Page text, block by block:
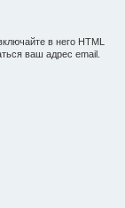
в него HTML
ваш адрес email.